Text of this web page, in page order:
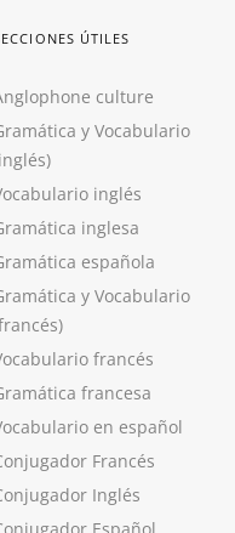
ÚTILES
culture
y Vocabulario
inglés
inglesa
española
y Vocabulario
francés
francesa
en español
Francés
Inglés